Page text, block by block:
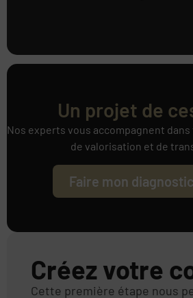
Un projet de
Nos experts vous accompagnent
de valorisation et de
Faire mon
Créez votre
Cette première étape nous